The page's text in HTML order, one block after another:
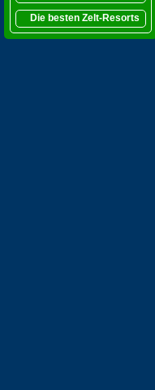
Die besten Zelt-Resorts